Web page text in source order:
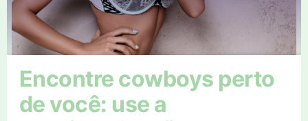
Encontre cowboys perto
de você: use a